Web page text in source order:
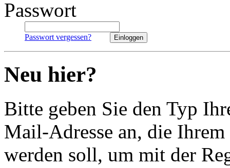
Passwort
Passwort vergessen? Einloggen
Neu hier?
Bitte geben Sie den Typ
Mail-Adresse an, die
werden soll, um mit der